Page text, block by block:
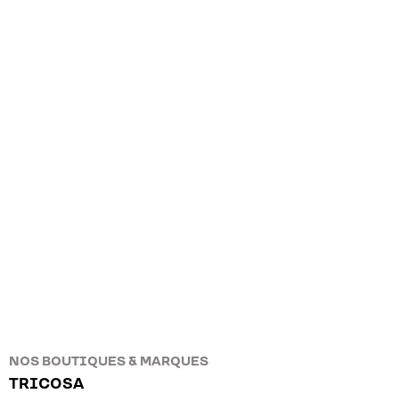
NOS BOUTIQUES & MARQUES
TRICOSA